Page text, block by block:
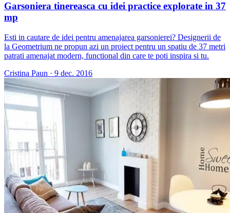
Garsoniera tinereasca cu idei practice explorate in 37
mp
Esti in cautare de idei pentru amenajarea garsonierei? Designerii de
la Geometrium ne propun azi un proiect pentru un spatiu de 37 metri
patrati amenajat modern, functional din care te poti inspira si tu.
Cristina Paun · 9 dec. 2016